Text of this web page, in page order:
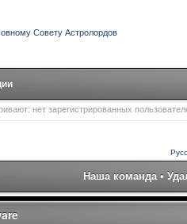
Совету Астролордов
нет зарегистрированных
Наша команда•